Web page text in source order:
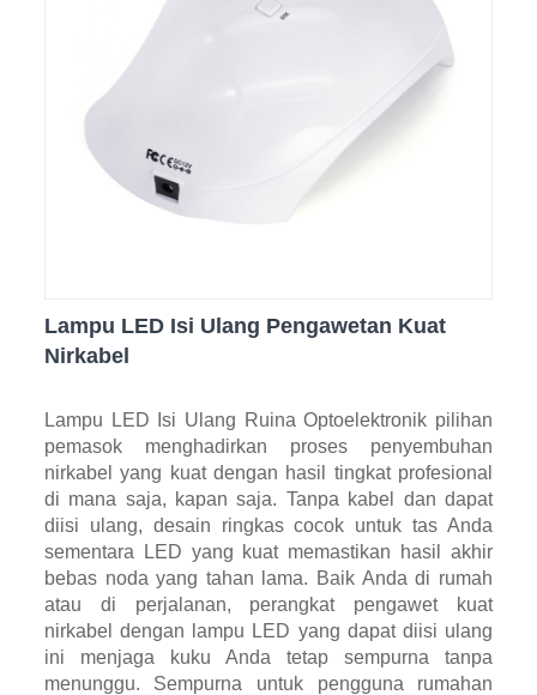
Lampu LED Isi Ulang Pengawetan Kuat
Nirkabel
Lampu LED Isi Ulang Ruina Optoelektronik pilihan
pemasok menghadirkan proses penyembuhan
nirkabel yang kuat dengan hasil tingkat profesional
di mana saja, kapan saja. Tanpa kabel dan dapat
diisi ulang, desain ringkas cocok untuk tas Anda
sementara LED yang kuat memastikan hasil akhir
bebas noda yang tahan lama. Baik Anda di rumah
atau di perjalanan, perangkat pengawet kuat
nirkabel dengan lampu LED yang dapat diisi ulang
ini menjaga kuku Anda tetap sempurna tanpa
menunggu. Sempurna untuk pengguna rumahan